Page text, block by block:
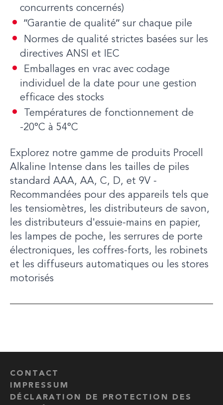
concurrents concernés)
ʺGarantie de qualitéʺ sur chaque pile
Normes de qualité strictes basées sur les
directives ANSI et IEC
Emballages en vrac avec codage
individuel de la date pour une gestion
efficace des stocks
Températures de fonctionnement de
-20°C à 54°C
Explorez notre gamme de produits Procell
Alkaline Intense dans les tailles de piles
standard AAA, AA, C, D, et 9V -
Recommandées pour des appareils tels que
les tensiomètres, les distributeurs de savon,
les distributeurs d'essuie-mains en papier,
les lampes de poche, les serrures de porte
électroniques, les coffres-forts, les robinets
et les diffuseurs automatiques ou les stores
motorisés
CONTACT
IMPRESSUM
DÉCLARATION DE PROTECTION DES